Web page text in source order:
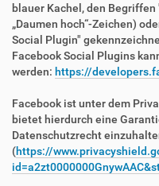
blauer Kachel, den
„Daumen hoch“-Zeichen)
Social Plugin"
Facebook Social Plugins
werden: https://
Facebook ist unter dem
bietet hierdurch eine
Datenschutzrecht
(https://